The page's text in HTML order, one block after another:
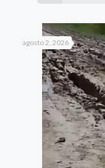
agosto 2, 2026